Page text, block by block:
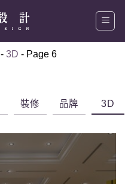
- 3D - Page 6
裝修 品牌 3D